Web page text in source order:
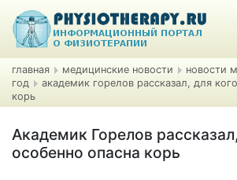
главная медицинские новости
новости
год
академик горелов рассказал, для
корь
Академик Горелов
особенно опасна корь